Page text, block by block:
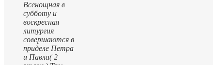
Всенощная в
субботу и
воскресная
литургия
совершаются в
приделе Петра
и Павла( 2